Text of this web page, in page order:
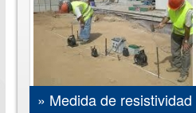
» Medida de